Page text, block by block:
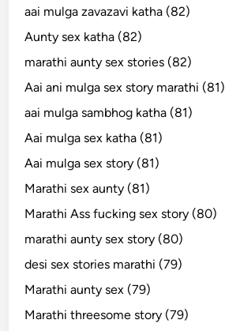
aai mulga zavazavi katha (82)
Aunty sex katha (82)
marathi aunty sex stories (82)
Aai ani mulga sex story marathi (81)
aai mulga sambhog katha (81)
Aai mulga sex katha (81)
Aai mulga sex story (81)
Marathi sex aunty (81)
Marathi Ass fucking sex story (80)
marathi aunty sex story (80)
desi sex stories marathi (79)
Marathi aunty sex (79)
Marathi threesome story (79)